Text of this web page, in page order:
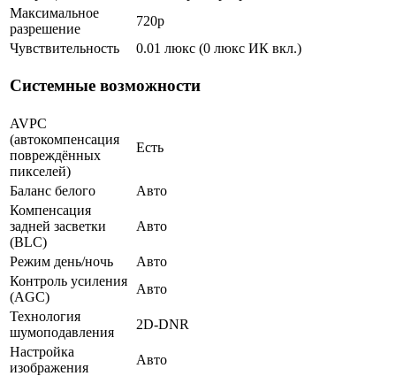
Максимальное
разрешение
720p
Чувствительность
0.01 люкс (0 люкс ИК вкл.)
Системные возможности
AVPC
(автокомпенсация
повреждённых
пикселей)
Есть
Баланс белого
Авто
Компенсация
задней засветки
(BLC)
Авто
Режим день/ночь
Авто
Контроль усиления
(AGC)
Авто
Технология
шумоподавления
2D-DNR
Настройка
изображения
Авто